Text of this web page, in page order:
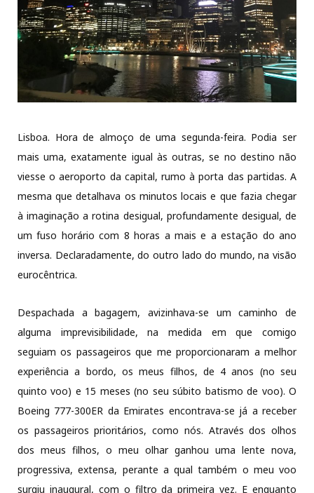
Lisboa. Hora de almoço de uma segunda-feira. Podia ser
mais uma, exatamente igual às outras, se no destino não
viesse o aeroporto da capital, rumo à porta das partidas. A
mesma que detalhava os minutos locais e que fazia chegar
à imaginação a rotina desigual, profundamente desigual, de
um fuso horário com 8 horas a mais e a estação do ano
inversa. Declaradamente, do outro lado do mundo, na visão
eurocêntrica.
Despachada a bagagem, avizinhava-se um caminho de
alguma imprevisibilidade, na medida em que comigo
seguiam os passageiros que me proporcionaram a melhor
experiência a bordo, os meus filhos, de 4 anos (no seu
quinto voo) e 15 meses (no seu súbito batismo de voo). O
Boeing 777-300ER da Emirates encontrava-se já a receber
os passageiros prioritários, como nós. Através dos olhos
dos meus filhos, o meu olhar ganhou uma lente nova,
progressiva, extensa, perante a qual também o meu voo
surgiu inaugural, com o filtro da primeira vez. E enquanto